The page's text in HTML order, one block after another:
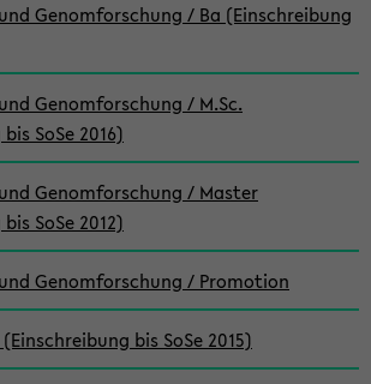
Genomforschung / Ba (Einschreibung
Genomforschung / M.Sc.
SoSe 2016)
Genomforschung / Master
SoSe 2012)
Genomforschung / Promotion
bis SoSe 2015)